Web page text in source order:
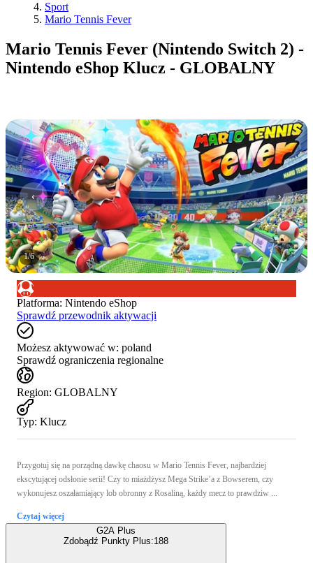
Sport
Mario Tennis Fever
Mario Tennis Fever (Nintendo Switch 2) -
Nintendo eShop Klucz - GLOBALNY
1/6
Platforma: Nintendo eShop
Sprawdź przewodnik aktywacji
Możesz aktywować w: poland
Sprawdź ograniczenia regionalne
Region: GLOBALNY
Typ: Klucz
Przygotuj się na porządną dawkę chaosu w Mario Tennis Fever, najbardziej
ekscytującej odsłonie serii! Czy to miażdżysz Mega Strike’a z Bowserem, czy
wykonujesz oszałamiający lob obronny z Rosaliną, każdy mecz to prawdziw ...
Czytaj więcej
G2A Plus
Zdobądź Punkty Plus:188